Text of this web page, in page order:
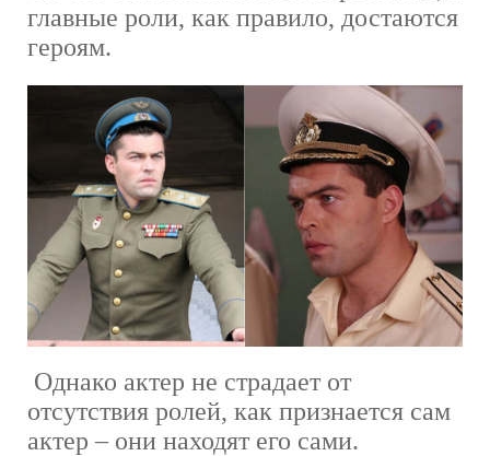
главные роли, как правило, достаются
героям.
Однако актер не страдает от
отсутствия ролей, как признается сам
актер – они находят его сами.